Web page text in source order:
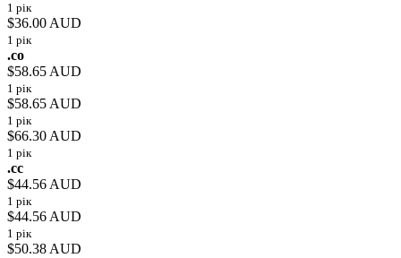
1 рік
$36.00 AUD
1 рік
.co
$58.65 AUD
1 рік
$58.65 AUD
1 рік
$66.30 AUD
1 рік
.cc
$44.56 AUD
1 рік
$44.56 AUD
1 рік
$50.38 AUD